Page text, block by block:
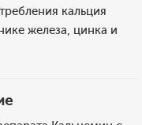
кальция
железа, цинка и